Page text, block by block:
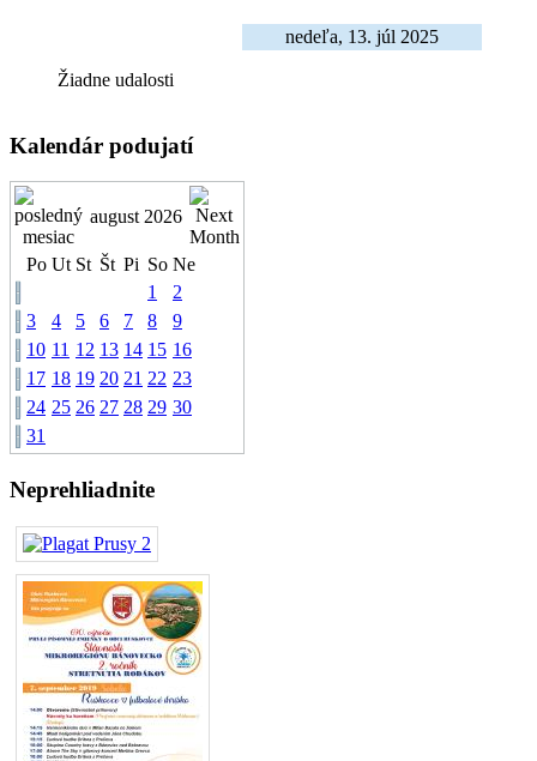
nedeľa, 13. júl 2025
Žiadne udalosti
Kalendár podujatí
august 2026
Po Ut St Št Pi So Ne
1
2
3
4 5 6 7 8
9
10 11 12 13 14 15 16
17 18 19 20 21 22 23
24 25 26 27 28 29 30
31
Neprehliadnite